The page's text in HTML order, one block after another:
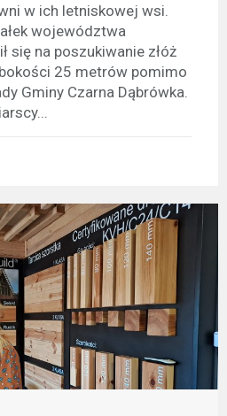
w ich letniskowej wsi.
województwa
się na poszukiwanie złóż
25 metrów pomimo
Gminy Czarna Dąbrówka.